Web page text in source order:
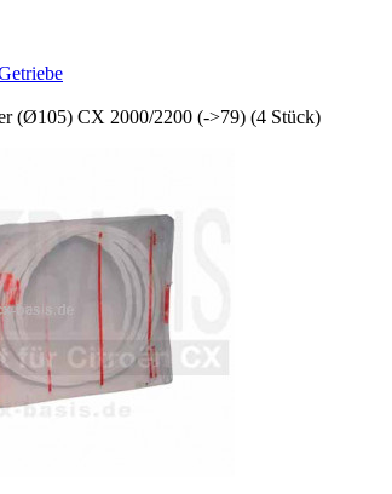
(Ø105) CX 2000/2200 (->79) (4 Stück)